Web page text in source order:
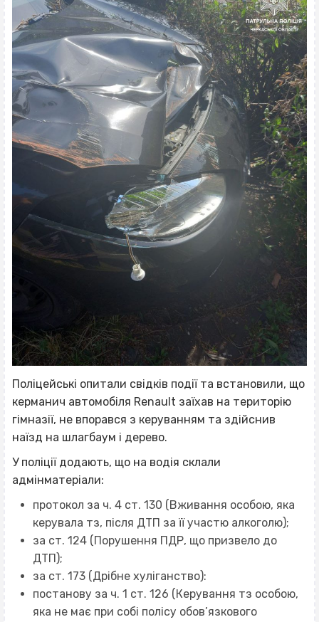
Поліцейські опитали свідків події та встановили, що
керманич автомобіля Renault заїхав на територію
гімназії, не впорався з керуванням та здійснив
наїзд на шлагбаум і дерево.
У поліції додають, що на водія склали
адмінматеріали:
протокол за ч. 4 ст. 130 (Вживання особою, яка
керувала тз, після ДТП за її участю алкоголю);
за ст. 124 (Порушення ПДР, що призвело до
ДТП);
за ст. 173 (Дрібне хуліганство):
постанову за ч. 1 ст. 126 (Керування тз особою,
яка не має при собі полісу обов’язкового